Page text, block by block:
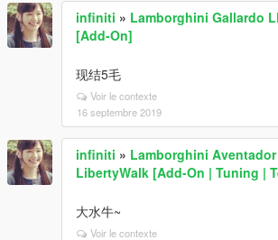
infiniti » Lamborghini Gallardo
[Add-On]
现结5毛
Voir le contexte
16 septembre 2019
infiniti » Lamborghini Aventador
LibertyWalk [Add-On | Tuning |
大水牛~
Voir le contexte